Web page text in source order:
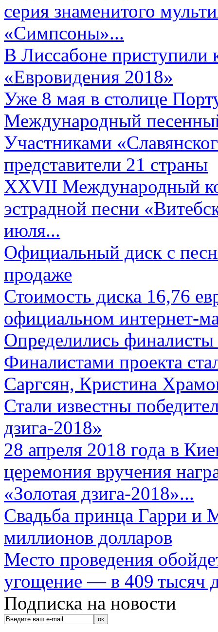
серия знаменитого
«Симпсоны»...
В Лиссабоне приступили
«Евровидения 2018»
Уже 8 мая в столице
Международный
Участниками
представители 21 страны
XXVII Международный
эстрадной песни
июля...
Официальный диск с
продаже
Стоимость диска 16,76
официальном интернет-
Определились
Финалистами проекта
Саргсян, Кристина
Стали известны
дзига-2018»
28 апреля 2018 года в
церемония вручения
«Золотая дзига-2018»...
Свадьба принца Гарри и
миллионов долларов
Место проведения
угощение — в 409 тысяч
Подписка на новости